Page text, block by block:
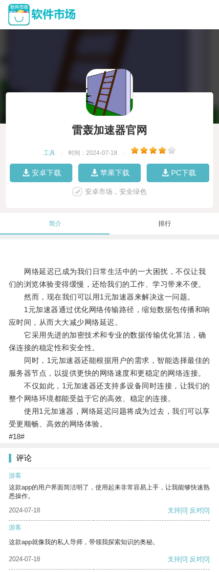
雷轰加速器官网
工具 时间：2024-07-18
安卓下载 苹果下载 PC下载
安卓市场，安全绿色
简介 排行
网络延迟已成为我们日常生活中的一大困扰，不仅让我
们的浏览体验变得缓慢，还给我们的工作、学习带来不便。
然而，现在我们可以用1元加速器来解决这一问题。
1元加速器通过优化网络传输路径，缩短数据包传播和响
应时间，从而大大减少网络延迟。
它采用先进的加密技术和专业的数据传输优化算法，确
保连接的稳定性和安全性。
同时，1元加速器还能根据用户的需求，智能选择最佳的
服务器节点，以提供更快的网络速度和更稳定的网络连接。
不仅如此，1元加速器还支持多设备同时连接，让我们的
整个网络环境都能受益于它的高效、稳定的连接。
使用1元加速器，网络延迟问题将成为过去，我们可以享
受更顺畅、高效的网络体验。
#18#
评论
游客
这款app的用户界面简洁明了，使用起来非常容易上手，让我能够快速熟
悉操作。
2024-07-18
支持[0] 反对[0]
游客
这款app就像我的私人导师，带领我探索知识的奥秘。
2024-07-18 支持[0] 反对[0]